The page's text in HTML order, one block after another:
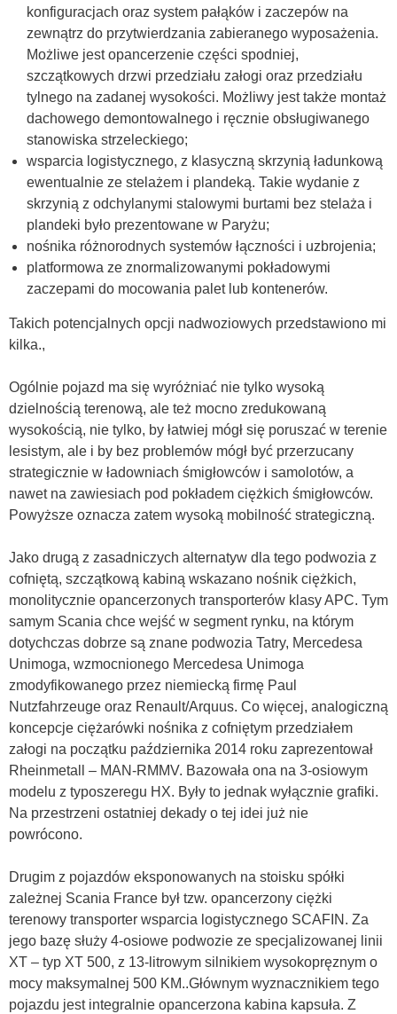
konfiguracjach oraz system pałąków i zaczepów na
zewnątrz do przytwierdzania zabieranego wyposażenia.
Możliwe jest opancerzenie części spodniej,
szczątkowych drzwi przedziału załogi oraz przedziału
tylnego na zadanej wysokości. Możliwy jest także montaż
dachowego demontowalnego i ręcznie obsługiwanego
stanowiska strzeleckiego;
wsparcia logistycznego, z klasyczną skrzynią ładunkową
ewentualnie ze stelażem i plandeką. Takie wydanie z
skrzynią z odchylanymi stalowymi burtami bez stelaża i
plandeki było prezentowane w Paryżu;
nośnika różnorodnych systemów łączności i uzbrojenia;
platformowa ze znormalizowanymi pokładowymi
zaczepami do mocowania palet lub kontenerów.
Takich potencjalnych opcji nadwoziowych przedstawiono mi
kilka.,
Ogólnie pojazd ma się wyróżniać nie tylko wysoką
dzielnością terenową, ale też mocno zredukowaną
wysokością, nie tylko, by łatwiej mógł się poruszać w terenie
lesistym, ale i by bez problemów mógł być przerzucany
strategicznie w ładowniach śmigłowców i samolotów, a
nawet na zawiesiach pod pokładem ciężkich śmigłowców.
Powyższe oznacza zatem wysoką mobilność strategiczną.
Jako drugą z zasadniczych alternatyw dla tego podwozia z
cofniętą, szczątkową kabiną wskazano nośnik ciężkich,
monolitycznie opancerzonych transporterów klasy APC. Tym
samym Scania chce wejść w segment rynku, na którym
dotychczas dobrze są znane podwozia Tatry, Mercedesa
Unimoga, wzmocnionego Mercedesa Unimoga
zmodyfikowanego przez niemiecką firmę Paul
Nutzfahrzeuge oraz Renault/Arquus. Co więcej, analogiczną
koncepcje ciężarówki nośnika z cofniętym przedziałem
załogi na początku października 2014 roku zaprezentował
Rheinmetall – MAN-RMMV. Bazowała ona na 3-osiowym
modelu z typoszeregu HX. Były to jednak wyłącznie grafiki.
Na przestrzeni ostatniej dekady o tej idei już nie
powrócono.
Drugim z pojazdów eksponowanych na stoisku spółki
zależnej Scania France był tzw. opancerzony ciężki
terenowy transporter wsparcia logistycznego SCAFIN. Za
jego bazę służy 4-osiowe podwozie ze specjalizowanej linii
XT – typ XT 500, z 13-litrowym silnikiem wysokopręznym o
mocy maksymalnej 500 KM..Głównym wyznacznikiem tego
pojazdu jest integralnie opancerzona kabina kapsuła. Z